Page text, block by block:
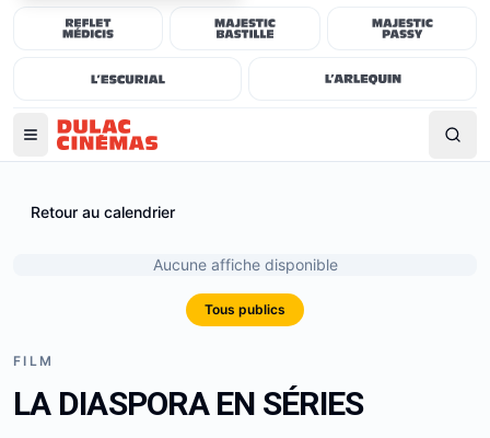
Retour au calendrier
Aucune affiche disponible
Tous publics
FILM
LA DIASPORA EN SÉRIES